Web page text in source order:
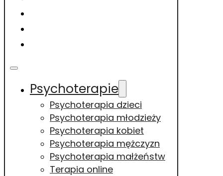
Psychoterapie
Psychoterapia dzieci
Psychoterapia młodzieży
Psychoterapia kobiet
Psychoterapia mężczyzn
Psychoterapia małżeństw
Terapia online